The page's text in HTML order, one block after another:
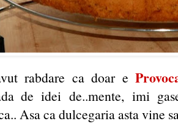
rabdare ca doar e
de idei de..mente, imi
Asa ca dulcegaria asta vine